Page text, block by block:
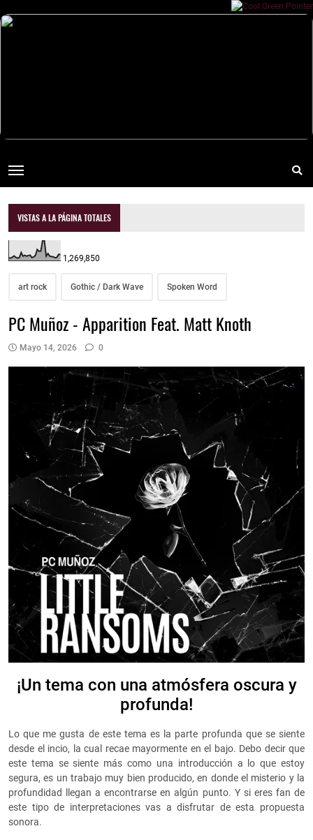
VISTAS A LA PÁGINA TOTALES
1,269,850
art rock Gothic / Dark Wave Spoken Word
PC Muñoz - Apparition Feat. Matt Knoth
Mayo 14, 2026 0
¡Un tema con una atmósfera oscura y
profunda!
Lo que me gusta de este tema es la parte profunda que se siente
desde el incio, la cual recae mayormente en el bajo. Debo decir que
este tema se siente más como una introducción a lo que estoy
segura, es un trabajo muy bien producido, en donde el misterio y la
profundidad llegan a encontrarse en algún punto. Y si eres fan de
este tipo de interpretaciones vas a disfrutar de esta propuesta
sonora.